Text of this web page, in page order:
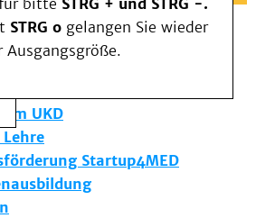
bitte STRG + und STRG -.
STRG o gelangen Sie wieder
Ausgangsgröße.
des UKD
am UKD
Startup4MED